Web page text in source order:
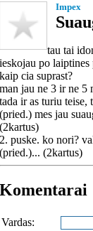
Impex
tau tai
ieskojau po
kaip cia suprast?
man jau ne 3 ir ne 5
tada ir as turiu teise,
(pried.) mes jau
(2kartus)
2. puske. ko nori?
(pried.)... (2kartus)
Komentarai
Vardas: